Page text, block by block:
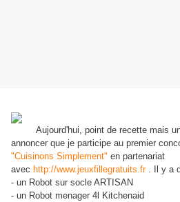
Aujourd'hui, point de recette mais
annoncer que je participe au premier
"Cuisinons Simplement" en partenariat
avec http://www.jeuxfillegratuits.fr. Il y a
- un Robot sur socle ARTISAN
- un Robot menager 4l Kitchenaid